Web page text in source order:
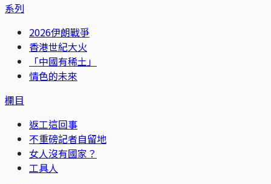
系列
2026伊朗戰爭
香港世紀大火
「中國有稀土」
情色的未來
欄目
返工這回事
不重磅記者自留地
女人沒有國家？
工具人